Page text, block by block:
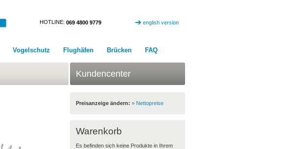
HOTLINE: 069 4800 9779 english version
Vogelschutz Flughäfen Brücken FAQ
Kundencenter
Preisanzeige ändern: » Nettopreise
Warenkorb
Es befinden sich keine Produkte in Ihrem